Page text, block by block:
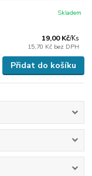
19,00 Kč/Ks
15,70 Kč bez DPH
Skladem
Přidat do košíku